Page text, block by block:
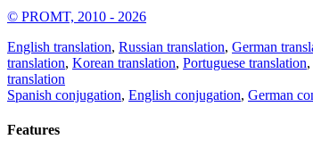
© PROMT, 2010 - 2026
English translation, Russian translation, German
translation, Korean translation, Portuguese translation,
translation
Spanish conjugation, English conjugation, German
Features